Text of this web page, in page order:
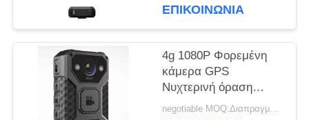
επιβολή του νόμου
ΕΠΙΚΟΙΝΩΝΊΑ
4g 1080P Φορεμένη
κάμερα GPS
Νυχτερινή όραση
Φορητή κάμερα
negotiable MOQ:Διαπραγματεύσιμα